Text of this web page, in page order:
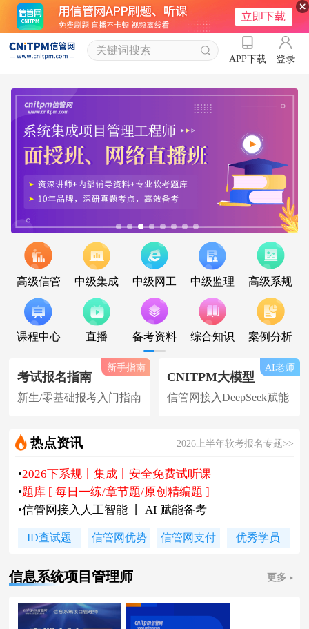
APP下载 登录
高级信管 中级集成 中级网工 中级监理 高级系规
课程中心 直播 备考资料 综合知识 案例分析
考试报名指南
新生/零基础报考入门指南
新手指南
CNITPM大模型
信管网接入DeepSeek赋能
AI老师
热点资讯 2026上半年软考报名专题>>
•2026下系规丨集成丨安全免费试听课
•题库 [ 每日一练/章节题/原创精编题 ]
•信管网接入人工智能 丨 AI 赋能备考
信管网软考讲师合作招聘(全职/兼职)
•2026上半年软考证书领取时间及通知
ID查试题 信管网优势 信管网支付 优秀学员
信息系统项目管理师 更多